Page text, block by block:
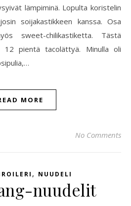
lämpiminä. Lopulta koristelin
soijakastikkeen kanssa. Osa
sweet-chilikastiketta. Tästä
12 pientä tacolättyä. Minulla oli
MORE
No Comments
, NUUDELI
nuudelit